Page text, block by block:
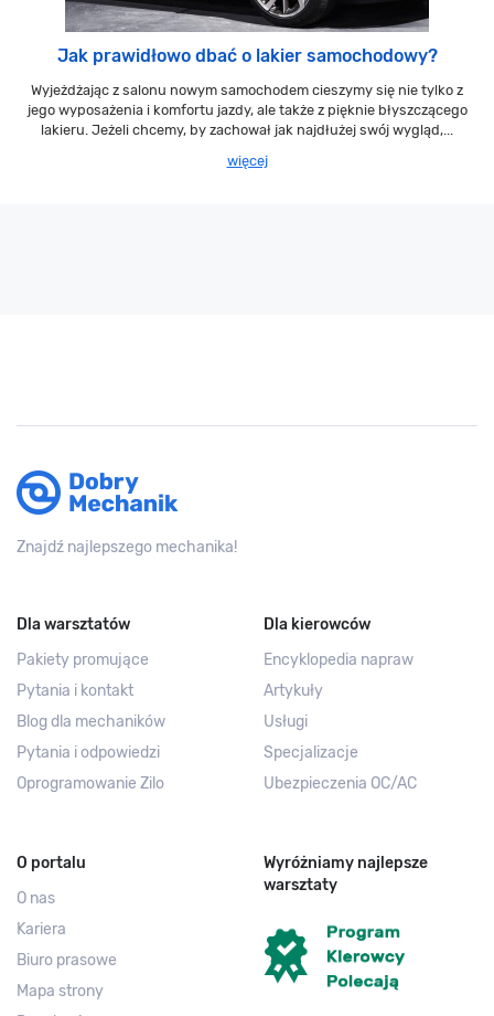
Jak prawidłowo dbać o lakier samochodowy?
Wyjeżdżając z salonu nowym samochodem cieszymy się nie tylko z
jego wyposażenia i komfortu jazdy, ale także z pięknie błyszczącego
lakieru. Jeżeli chcemy, by zachował jak najdłużej swój wygląd,...
więcej
Znajdź najlepszego mechanika!
Dla warsztatów
Pakiety promujące
Pytania i kontakt
Blog dla mechaników
Pytania i odpowiedzi
Oprogramowanie Zilo
Dla kierowców
Encyklopedia napraw
Artykuły
Usługi
Specjalizacje
Ubezpieczenia OC/AC
O portalu
O nas
Kariera
Biuro prasowe
Mapa strony
Wyróżniamy najlepsze
warsztaty